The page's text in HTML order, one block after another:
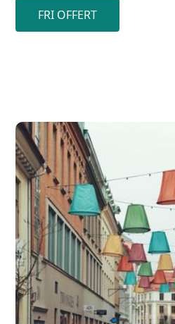
FRI OFFERT